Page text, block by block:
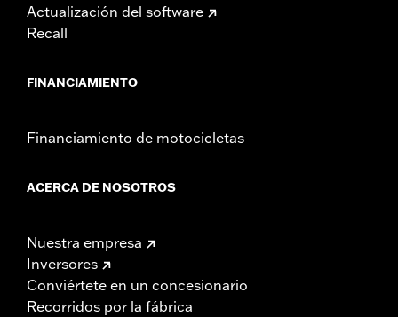
Actualización del software
Recall
FINANCIAMIENTO
Financiamiento de motocicletas
ACERCA DE NOSOTROS
Nuestra empresa
Inversores
Conviértete en un concesionario
Recorridos por la fábrica